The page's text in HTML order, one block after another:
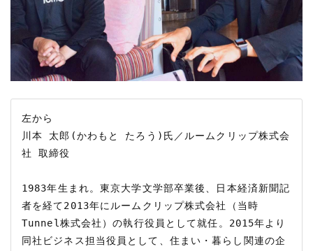
左から
川本 太郎(かわもと たろう)氏／ルームクリップ株式会
社 取締役
1983年生まれ。東京大学文学部卒業後、日本経済新聞記
者を経て2013年にルームクリップ株式会社（当時
Tunnel株式会社）の執行役員として就任。2015年より
同社ビジネス担当役員として、住まい・暮らし関連の企